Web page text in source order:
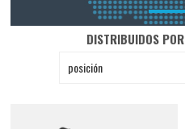
DISTRIBUIDOS POR
posición